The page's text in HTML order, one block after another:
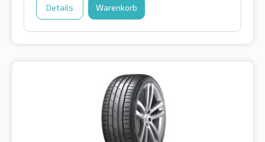
Details Warenkorb